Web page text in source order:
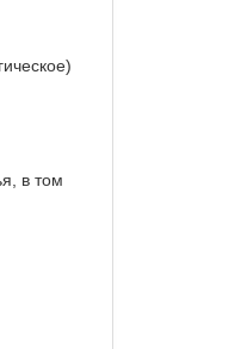
в том